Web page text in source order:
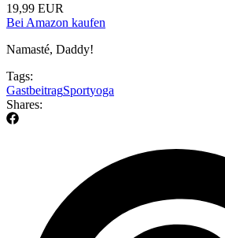
19,99 EUR
Bei Amazon kaufen
Namasté, Daddy!
Tags:
GastbeitragSportyoga
Shares: